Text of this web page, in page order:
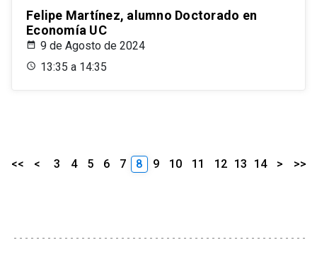
Felipe Martínez, alumno Doctorado en
Economía UC
9 de Agosto de 2024
13:35 a 14:35
<< < 3 4 5 6 7 8 9 10 11 12 13 14 > >>